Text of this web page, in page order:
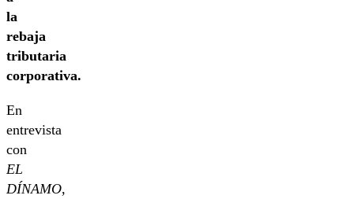
la
rebaja
tributaria
corporativa.
En
entrevista
con
EL
DÍNAMO,